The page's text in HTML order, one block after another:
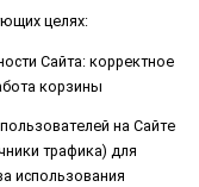
целях:
Сайта: корректное
корзины
на Сайте
трафика) для
использования